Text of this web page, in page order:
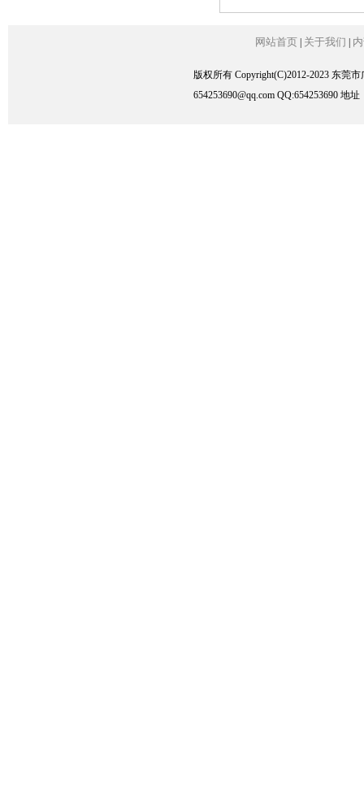
网站首页 关于我们
版权所有 Copyright(C)2012-2023 东莞
654253690@qq.com QQ:654253690 地